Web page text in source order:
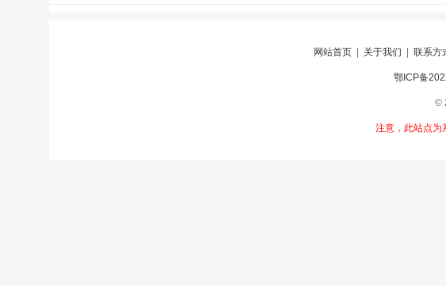
网站首页 关于我们 联系方
鄂ICP备
©
注意，此站点为